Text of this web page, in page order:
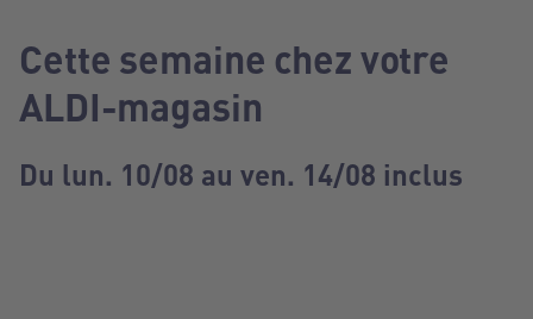
Cette semaine chez votre
ALDI-magasin
Du lun. 10/08 au ven. 14/08 inclus